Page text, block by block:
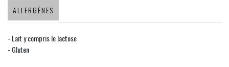
ALLERGÈNES
- Lait y compris le lactose
- Gluten